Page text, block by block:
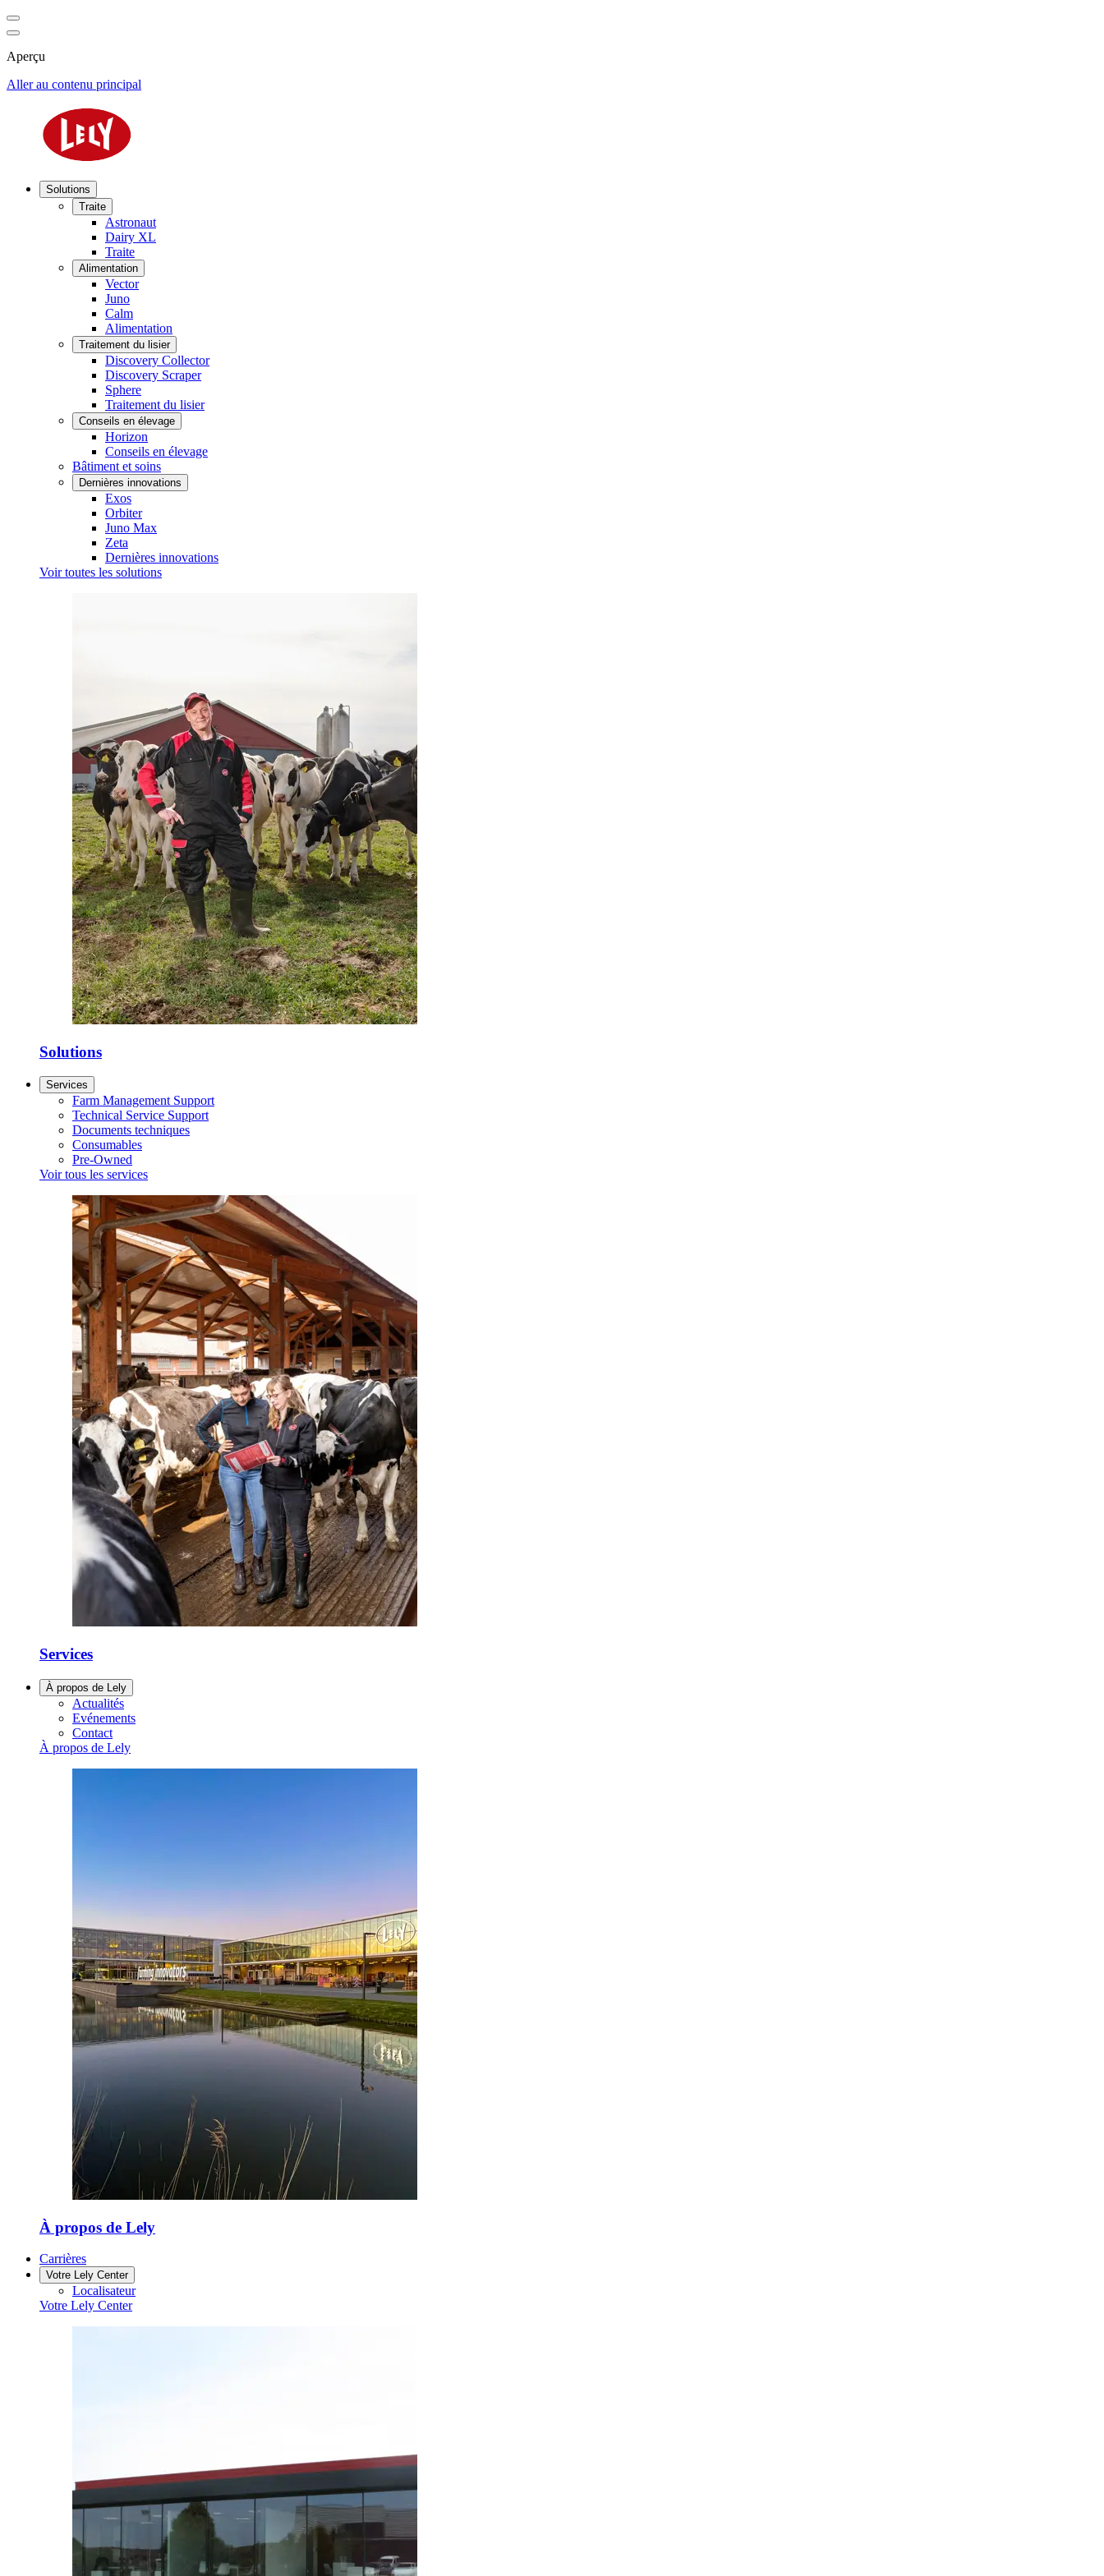
Aperçu
Aller au contenu principal
Solutions
Traite
Astronaut
Dairy XL
Traite
Alimentation
Vector
Juno
Calm
Alimentation
Traitement du lisier
Discovery Collector
Discovery Scraper
Sphere
Traitement du lisier
Conseils en élevage
Horizon
Conseils en élevage
Bâtiment et soins
Dernières innovations
Exos
Orbiter
Juno Max
Zeta
Dernières innovations
Voir toutes les solutions
Solutions
Services
Farm Management Support
Technical Service Support
Documents techniques
Consumables
Pre-Owned
Voir tous les services
Services
À propos de Lely
Actualités
Evénements
Contact
À propos de Lely
À propos de Lely
Carrières
Votre Lely Center
Localisateur
Votre Lely Center